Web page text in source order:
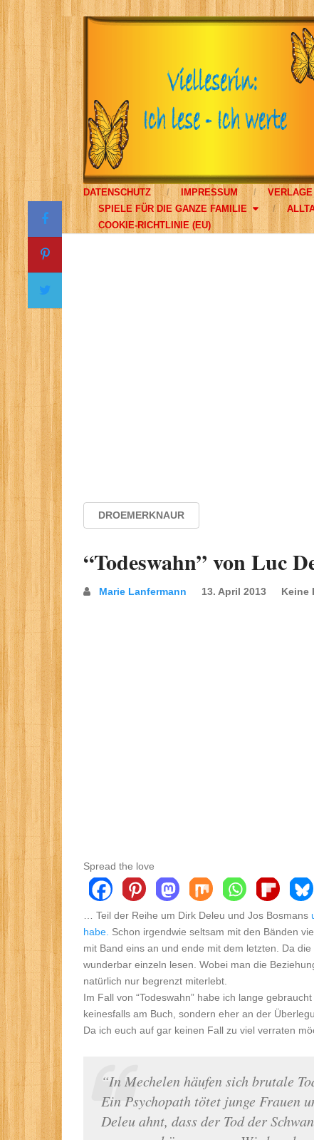
DATENSCHUTZ IMPRESSUM VERLAGE
SPIELE FÜR DIE GANZE FAMILIE
COOKIE-RICHTLINIE (EU)
DROEMERKNAUR
“Todeswahn” von Luc
Marie Lanfermann 13. April 2013 Keine
Spread the love
… Teil der Reihe um Dirk Deleu und Jos Bosmans
habe. Schon irgendwie seltsam mit den Bänden
mit Band eins an und ende mit dem letzten. Da
wunderbar einzeln lesen. Wobei man die
natürlich nur begrenzt miterlebt.
Im Fall von “Todeswahn” habe ich lange
keinesfalls am Buch, sondern eher an der
Da ich euch auf gar keinen Fall zu viel verraten
“In Mechelen häufen sich brutale
Ein Psychopath tötet junge Frauen
Deleu ahnt, dass der Tod der